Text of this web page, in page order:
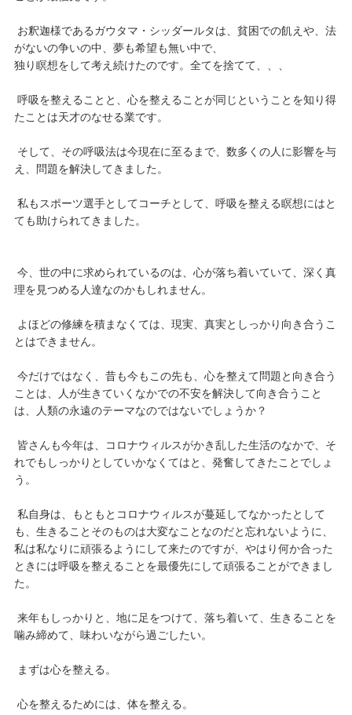
お釈迦様であるガウタマ・シッダールタは、貧困での飢えや、法
がないの争いの中、夢も希望も無い中で、
独り瞑想をして考え続けたのです。全てを捨てて、、、
呼吸を整えることと、心を整えることが同じということを知り得
たことは天才のなせる業です。
そして、その呼吸法は今現在に至るまで、数多くの人に影響を与
え、問題を解決してきました。
私もスポーツ選手としてコーチとして、呼吸を整える瞑想にはと
ても助けられてきました。
今、世の中に求められているのは、心が落ち着いていて、深く真
理を見つめる人達なのかもしれません。
よほどの修練を積まなくては、現実、真実としっかり向き合うこ
とはできません。
今だけではなく、昔も今もこの先も、心を整えて問題と向き合う
ことは、人が生きていくなかでの不安を解決して向き合うこと
は、人類の永遠のテーマなのではないでしょうか？
皆さんも今年は、コロナウィルスがかき乱した生活のなかで、そ
れでもしっかりとしていかなくてはと、発奮してきたことでしょ
う。
私自身は、もともとコロナウィルスが蔓延してなかったとして
も、生きることそのものは大変なことなのだと忘れないように、
私は私なりに頑張るようにして来たのですが、やはり何か合った
ときには呼吸を整えることを最優先にして頑張ることができまし
た。
来年もしっかりと、地に足をつけて、落ち着いて、生きることを
噛み締めて、味わいながら過ごしたい。
まずは心を整える。
心を整えるためには、体を整える。